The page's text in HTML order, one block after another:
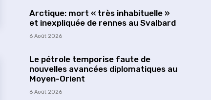
Arctique: mort « très inhabituelle »
et inexpliquée de rennes au Svalbard
6 Août 2026
Le pétrole temporise faute de
nouvelles avancées diplomatiques au
Moyen-Orient
6 Août 2026